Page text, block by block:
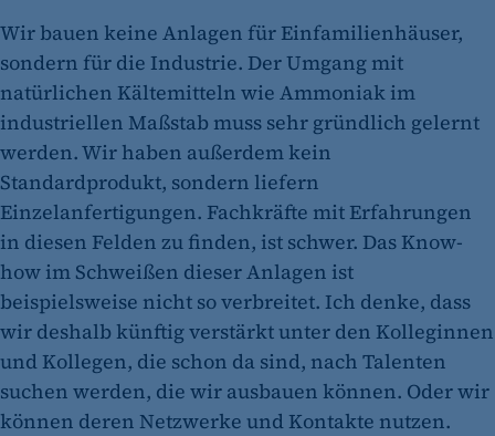
Wir bauen keine Anlagen für Einfamilienhäuser,
sondern für die Industrie. Der Umgang mit
natürlichen Kältemitteln wie Ammoniak im
industriellen Maßstab muss sehr gründlich gelernt
werden. Wir haben außerdem kein
Standardprodukt, sondern liefern
Einzelanfertigungen. Fachkräfte mit Erfahrungen
in diesen Felden zu finden, ist schwer. Das Know-
how im Schweißen dieser Anlagen ist
beispielsweise nicht so verbreitet. Ich denke, dass
wir deshalb künftig verstärkt unter den Kolleginnen
und Kollegen, die schon da sind, nach Talenten
suchen werden, die wir ausbauen können. Oder wir
können deren Netzwerke und Kontakte nutzen.